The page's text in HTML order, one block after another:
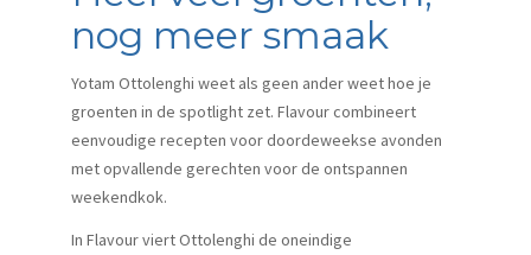
nog meer smaak
Yotam Ottolenghi weet als geen ander weet hoe je
groenten in de spotlight zet. Flavour combineert
eenvoudige recepten voor doordeweekse avonden
met opvallende gerechten voor de ontspannen
weekendkok.
In Flavour viert Ottolenghi de oneindige